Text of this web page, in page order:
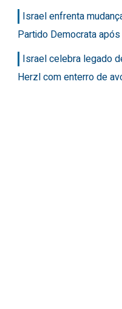
Israel enfrenta
Partido Democrata
Israel celebra legado
Herzl com enterro de